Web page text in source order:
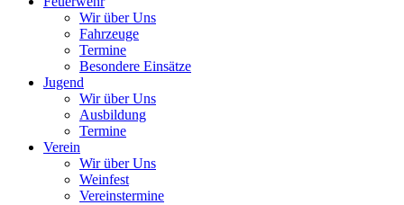
Wir über Uns
Fahrzeuge
Termine
Besondere Einsätze
Jugend
Wir über Uns
Ausbildung
Termine
Verein
Wir über Uns
Weinfest
Vereinstermine